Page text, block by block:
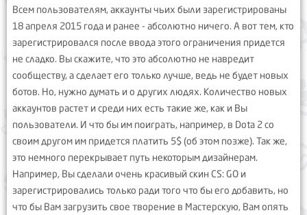
Всем пользователям, аккаунты чьих были зарегистрированы
18 апреля 2015 года и ранее - абсолютно ничего. А вот тем, кто
зарегистрировался после ввода этого ограничения придется
не сладко. Вы скажите, что это абсолютно не навредит
сообществу, а сделает его только лучше, ведь не будет новых
ботов. Но, нужно думать и о других людях. Количество новых
аккаунтов растет и среди них есть такие же, как и Вы
пользователи. И что бы им поиграть, например, в Dota 2 со
своим другом им придется платить 5$ (об этом позже). Так же,
это немного перекрывает путь некоторым дизайнерам.
Например, Вы сделали очень красивый скин CS: GO и
зарегистрировались только ради того что бы его добавить, но
что бы Вам загрузить свое творение в Мастерскую, Вам опять